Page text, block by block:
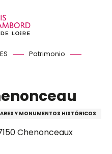
Patrimonio
Y MONUMENTOS HISTÓRICOS
Chenonceaux